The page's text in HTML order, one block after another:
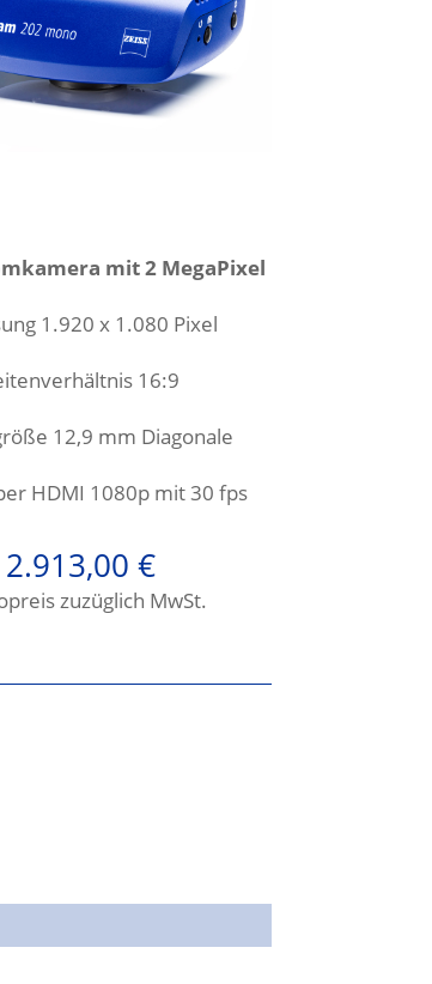
mit 2 MegaPixel
1.920 x 1.080 Pixel
16:9
12,9 mm Diagonale
HDMI 1080p mit 30 fps
2.913,00 €
zuzüglich MwSt.